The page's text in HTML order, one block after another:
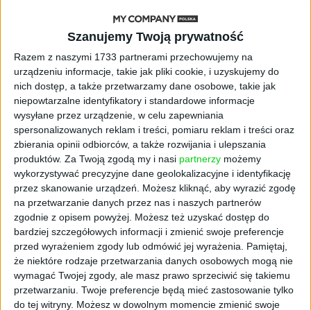
Szanujemy Twoją prywatność
Razem z naszymi 1733 partnerami przechowujemy na
urządzeniu informacje, takie jak pliki cookie, i uzyskujemy do
nich dostęp, a także przetwarzamy dane osobowe, takie jak
niepowtarzalne identyfikatory i standardowe informacje
wysyłane przez urządzenie, w celu zapewniania
spersonalizowanych reklam i treści, pomiaru reklam i treści oraz
zbierania opinii odbiorców, a także rozwijania i ulepszania
produktów. Za Twoją zgodą my i nasi partnerzy możemy
wykorzystywać precyzyjne dane geolokalizacyjne i identyfikację
przez skanowanie urządzeń. Możesz kliknąć, aby wyrazić zgodę
na przetwarzanie danych przez nas i naszych partnerów
zgodnie z opisem powyżej. Możesz też uzyskać dostęp do
bardziej szczegółowych informacji i zmienić swoje preferencje
przed wyrażeniem zgody lub odmówić jej wyrażenia.
Pamiętaj,
że niektóre rodzaje przetwarzania danych osobowych mogą nie
wymagać Twojej zgody, ale masz prawo sprzeciwić się takiemu
przetwarzaniu. Twoje preferencje będą mieć zastosowanie tylko
do tej witryny. Możesz w dowolnym momencie zmienić swoje
W świecie Sandbox wykorzystywana jest
kupować i sprzedawać poszczególne aktywa.
SAND aktualnie ma wycenę 6,65 dol.,